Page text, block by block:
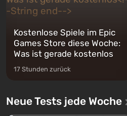
Kostenlose Spiele im Epic
Games Store diese Woche:
Was ist gerade kostenlos
17 Stunden zurück
Neue Tests jede Woche